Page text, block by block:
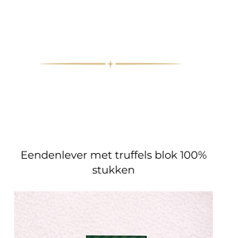
Eendenlever met truffels blok 100%
stukken